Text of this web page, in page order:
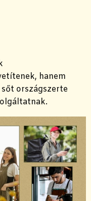
hanem
országszerte